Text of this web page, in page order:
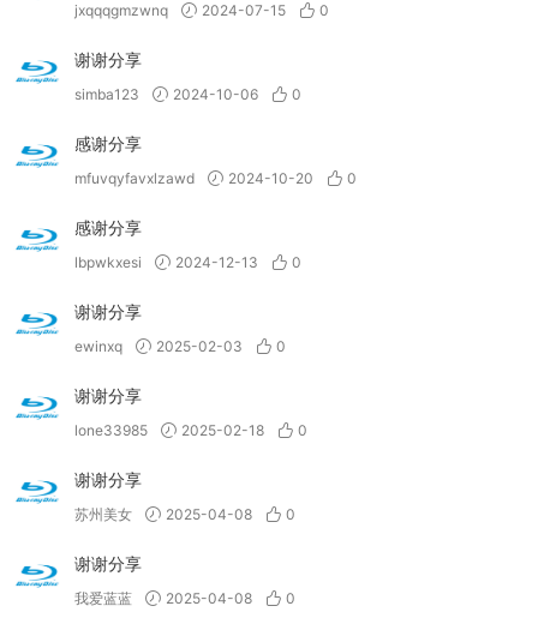
jxqqqgmzwnq 2024-07-15 0
谢谢分享
simba123 2024-10-06 0
感谢分享
mfuvqyfavxlzawd 2024-10-20 0
感谢分享
lbpwkxesi 2024-12-13 0
谢谢分享
ewinxq 2025-02-03 0
谢谢分享
lone33985 2025-02-18 0
谢谢分享
苏州美女 2025-04-08 0
谢谢分享
我爱蓝蓝 2025-04-08 0